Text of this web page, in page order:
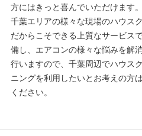
方にはきっと喜んでいただけます。
千葉エリアの様々な現場のハウス
だからこそできる上質なサービス
備し、エアコンの様々な悩みを解
行いますので、千葉周辺でハウス
ニングを利用したいとお考えの方
ください。